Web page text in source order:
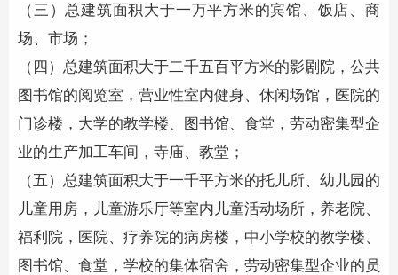
（三）总建筑面积大于一万平方米的宾馆、饭店、商
场、市场；
（四）总建筑面积大于二千五百平方米的影剧院，公共
图书馆的阅览室，营业性室内健身、休闲场馆，医院的
门诊楼，大学的教学楼、图书馆、食堂，劳动密集型企
业的生产加工车间，寺庙、教堂；
（五）总建筑面积大于一千平方米的托儿所、幼儿园的
儿童用房，儿童游乐厅等室内儿童活动场所，养老院、
福利院，医院、疗养院的病房楼，中小学校的教学楼、
图书馆、食堂，学校的集体宿舍，劳动密集型企业的员